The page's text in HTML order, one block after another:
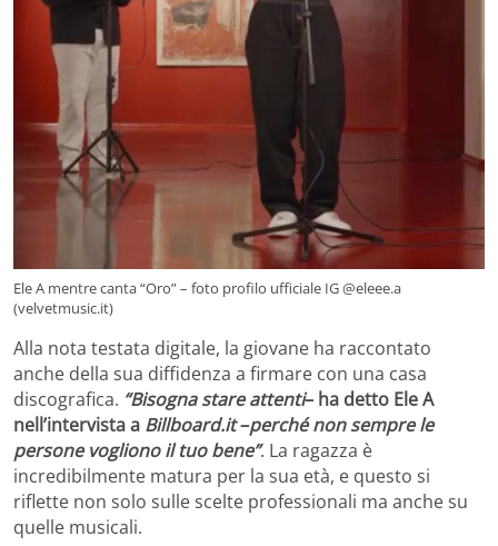
Ele A mentre canta “Oro” – foto profilo ufficiale IG @eleee.a
(velvetmusic.it)
Alla nota testata digitale, la giovane ha raccontato
anche della sua diffidenza a firmare con una casa
discografica. “Bisogna stare attenti– ha detto Ele A
nell’intervista a Billboard.it–perché non sempre le
persone vogliono il tuo bene”. La ragazza è
incredibilmente matura per la sua età, e questo si
riflette non solo sulle scelte professionali ma anche su
quelle musicali.